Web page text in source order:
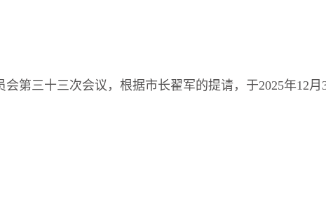
第三十三次会议，根据市长翟军的提请，于2025年12月